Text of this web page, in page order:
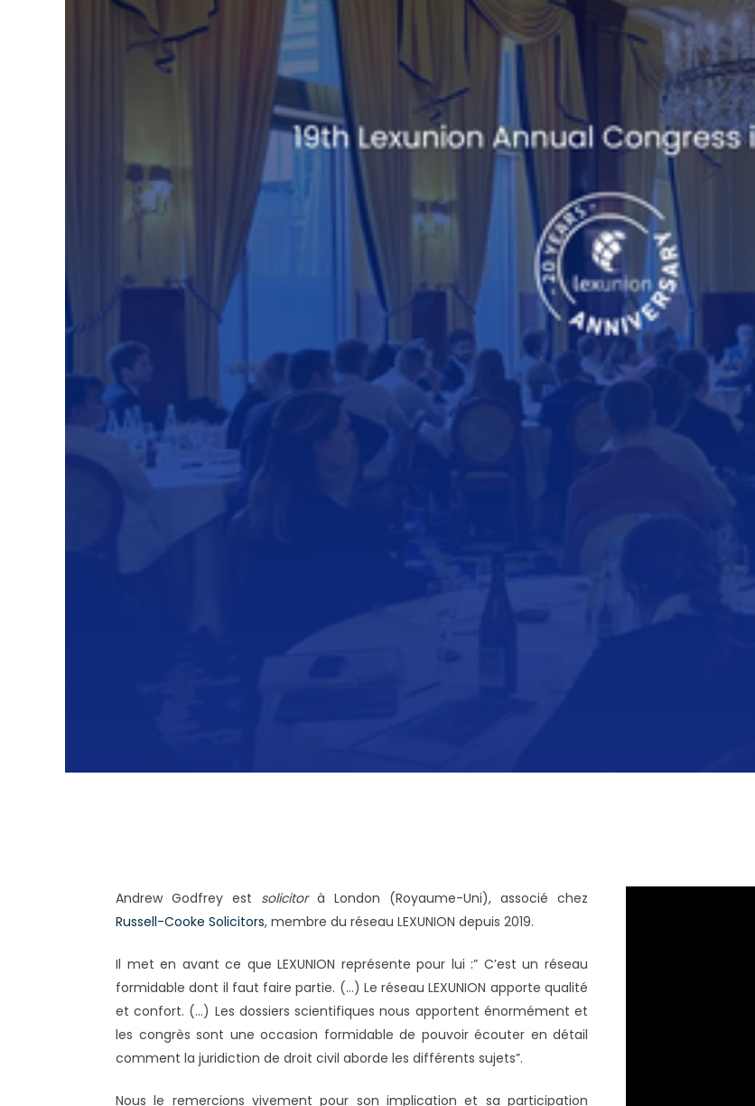
Andrew Godfrey est solicitorà London (Royaume-Uni), associé chez
Russell-Cooke Solicitors, membre du réseau LEXUNION depuis 2019.
Il met en avant ce que LEXUNION représente pour lui :” C’est un réseau
formidable dont il faut faire partie. (…) Le réseau LEXUNION apporte qualité
et confort. (…) Les dossiers scientifiques nous apportent énormément et
les congrès sont une occasion formidable de pouvoir écouter en détail
comment la juridiction de droit civil aborde les différents sujets”.
Nous le remercions vivement pour son implication et sa participation